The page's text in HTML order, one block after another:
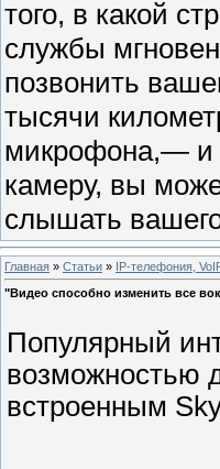
того, в какой
службы
позвонить
тысячи
микрофона,— и
камеру, вы
слышать
Главная » Статьи » IP-телефония,
"Видео способно изменить все
Популярный
возможностью
встроенным